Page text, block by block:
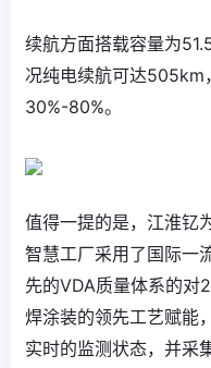
续航方面搭载容量为
况纯电续航可达505km
30%-80%。
值得一提的是，江淮钇
智慧工厂采用了国际一
先的VDA质量体系的对
焊涂装的领先工艺赋能
实时的监测状态，并采